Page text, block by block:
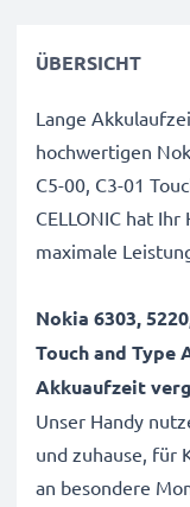
ÜBERSICHT
Lange
hochwertigen
C5-00, C3-01
CELLONIC hat
maximale
Nokia 6303,
Touch and Type
Akkuaufzeit
Unser Handy
und zuhause, für
an besondere